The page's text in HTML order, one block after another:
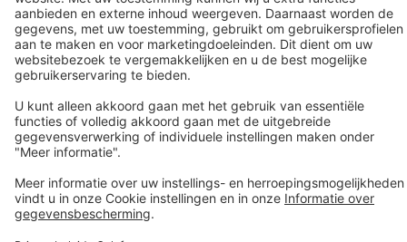
Over Dräger
Bestellen in onze webshop
Community